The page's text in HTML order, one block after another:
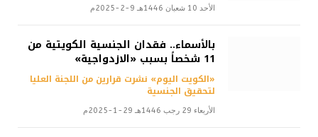
الأحد 10 شعبان 1446هـ 9-2-2025م
بالأسماء.. فقدان الجنسية الكويتية من
11 شخصاً بسبب «الازدواجية»
«الكويت اليوم» نشرت قرارين من اللجنة العليا
لتحقيق الجنسية
الأربعاء 29 رجب 1446هـ 29-1-2025م